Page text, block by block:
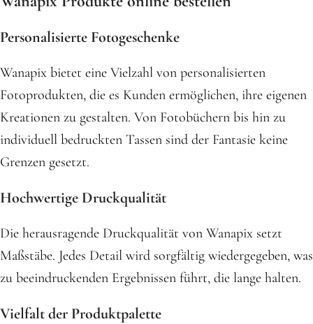
Personalisierte Fotogeschenke
Wanapix bietet eine Vielzahl von personalisierten
Fotoprodukten, die es Kunden ermöglichen, ihre eigenen
Kreationen zu gestalten. Von Fotobüchern bis hin zu
individuell bedruckten Tassen sind der Fantasie keine
Grenzen gesetzt.
Hochwertige Druckqualität
Die herausragende Druckqualität von Wanapix setzt
Maßstäbe. Jedes Detail wird sorgfältig wiedergegeben, was
zu beeindruckenden Ergebnissen führt, die lange halten.
Vielfalt der Produktpalette